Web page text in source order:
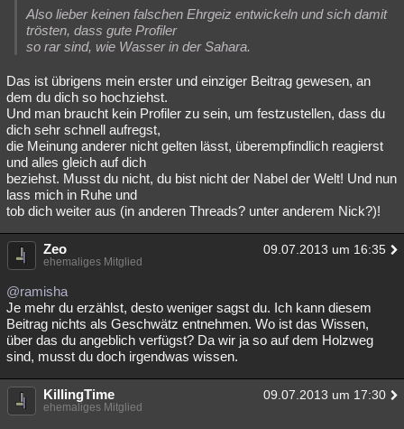
Also lieber keinen falschen Ehrgeiz entwickeln und sich damit
trösten, dass gute Profiler
so rar sind, wie Wasser in der Sahara.
Das ist übrigens mein erster und einziger Beitrag gewesen, an
dem du dich so hochziehst.
Und man braucht kein Profiler zu sein, um festzustellen, dass du
dich sehr schnell aufregst,
die Meinung anderer nicht gelten lässt, überempfindlich reagierst
und alles gleich auf dich
beziehst. Musst du nicht, du bist nicht der Nabel der Welt! Und nun
lass mich in Ruhe und
tob dich weiter aus (in anderen Threads? unter anderem Nick?)!
Zeo 09.07.2013 um 16:35
ehemaliges Mitglied
@ramisha
Je mehr du erzählst, desto weniger sagst du. Ich kann diesem
Beitrag nichts als Geschwätz entnehmen. Wo ist das Wissen,
über das du angeblich verfügst? Da wir ja so auf dem Holzweg
sind, musst du doch irgendwas wissen.
KillingTime 09.07.2013 um 17:30
ehemaliges Mitglied